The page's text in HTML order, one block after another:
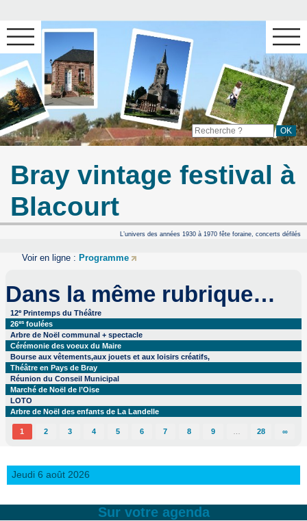
Bray vintage festival à
Blacourt
L’univers des années 1930 à 1970 fête foraine, concerts défilés
Voir en ligne : Programme
Dans la même rubrique…
12e Printemps du Théâtre
26es foulées
Arbre de Noël communal + spectacle
Cérémonie des voeux du Maire
Bourse aux vêtements,aux jouets et aux loisirs créatifs,
Théâtre en Pays de Bray
Réunion du Conseil Municipal
Marché de Noël de l’Oise
LOTO
Arbre de Noël des enfants de La Landelle
1 2 3 4 5 6 7 8 9 28 ∞
Jeudi 6 août 2026
Sur votre agenda